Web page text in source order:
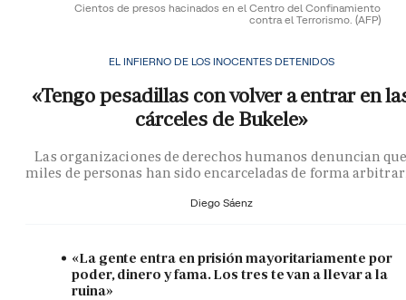
Cientos de presos hacinados en el Centro del Confinamiento
contra el Terrorismo. (AFP)
EL INFIERNO DE LOS INOCENTES DETENIDOS
«Tengo pesadillas con volver a entrar en
cárceles de Bukele»
Las organizaciones de derechos humanos denuncian
miles de personas han sido encarceladas de forma
Diego Sáenz
«La gente entra en prisión mayoritariamente por
poder, dinero y fama. Los tres te van a llevar a la
ruina»